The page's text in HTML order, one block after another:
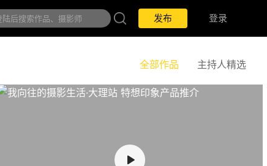
发布 登录
全部作品 主持人精选